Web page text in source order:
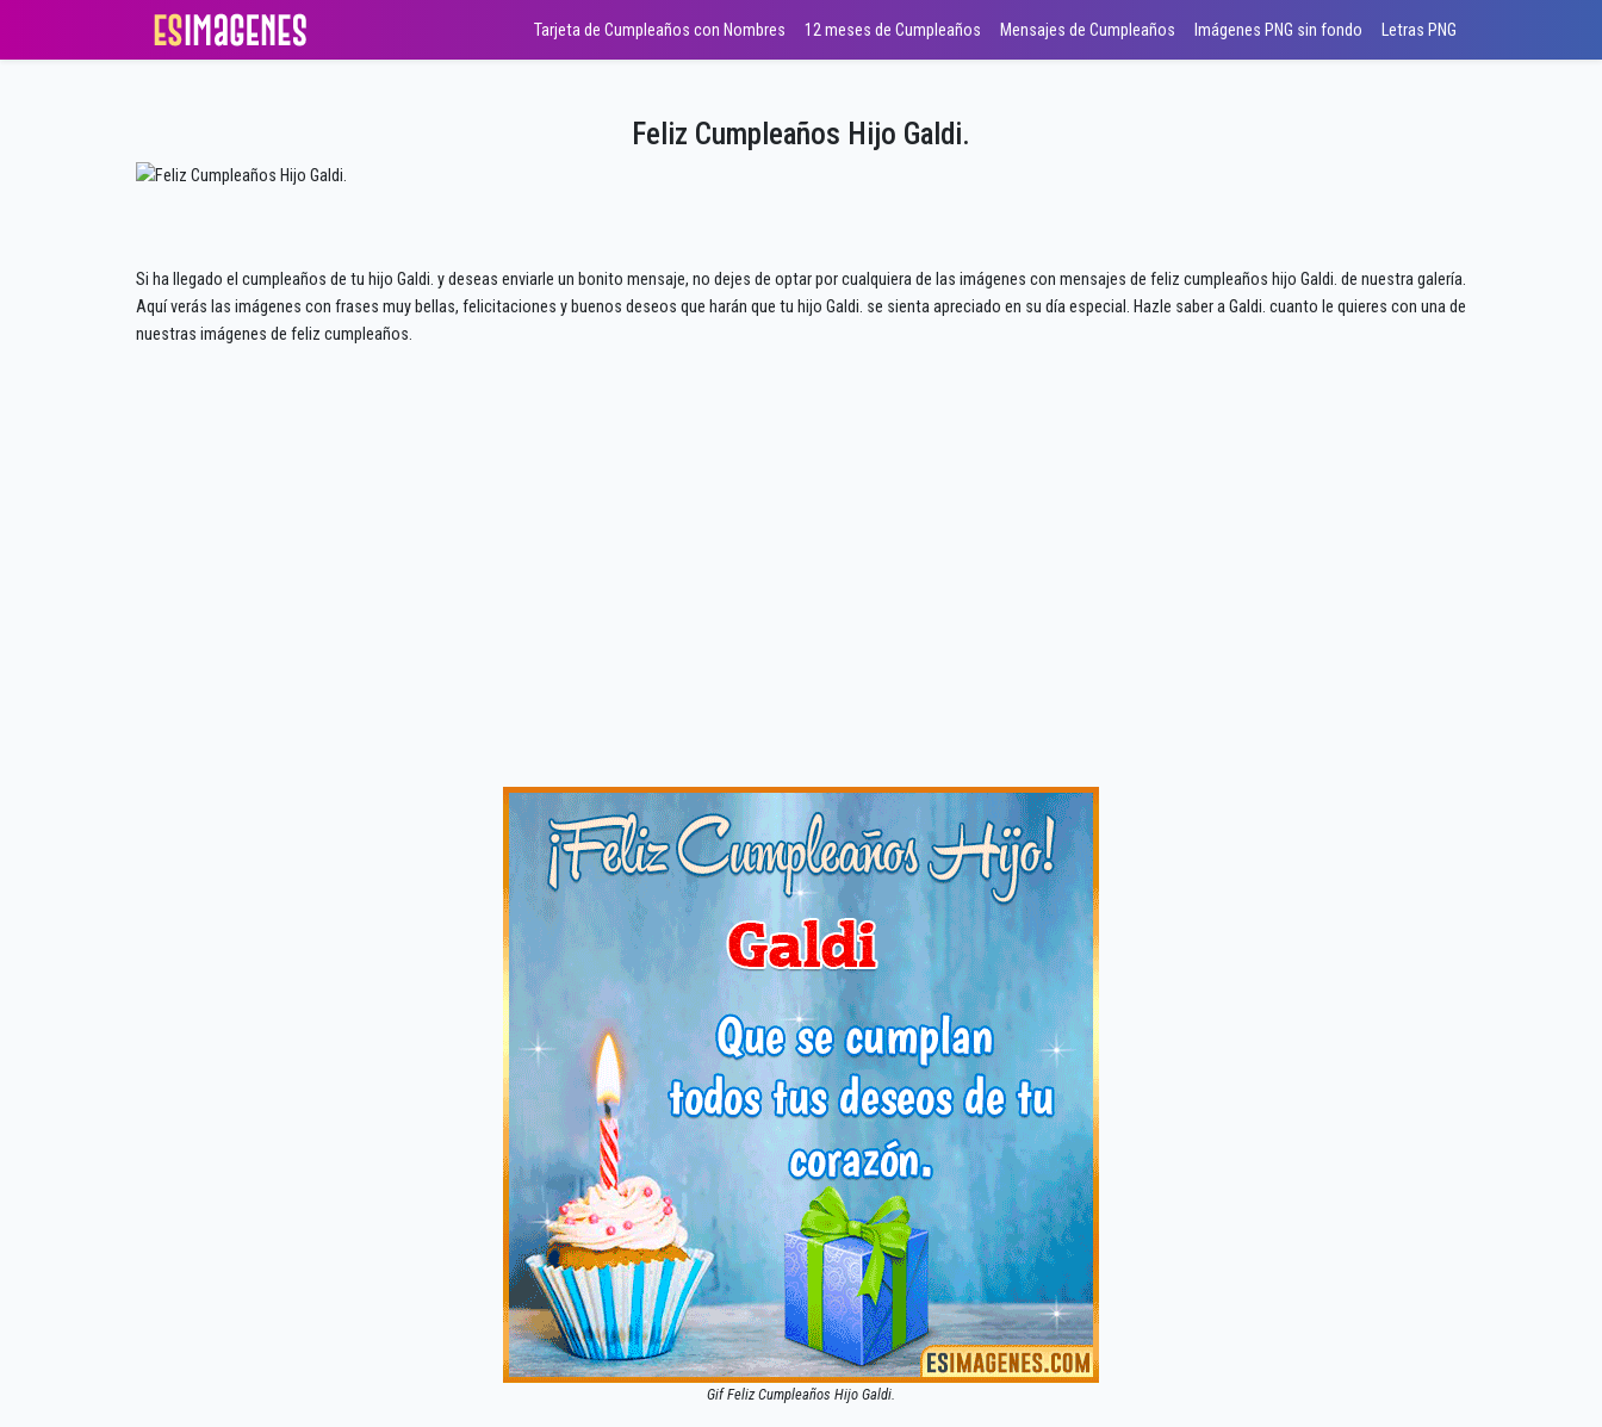
Tarjeta de Cumpleaños con Nombres 12 meses de Cumpleaños Mensajes de Cumpleaños Imágenes PNG sin fondo Letras PNG
Feliz Cumpleaños Hijo Galdi.
Si ha llegado el cumpleaños de tu hijo Galdi. y deseas enviarle un bonito mensaje, no dejes de optar por cualquiera de las imágenes con mensajes de feliz cumpleaños hijo Galdi. de nuestra galería.
Aquí verás las imágenes con frases muy bellas, felicitaciones y buenos deseos que harán que tu hijo Galdi. se sienta apreciado en su día especial. Hazle saber a Galdi. cuanto le quieres con una de
nuestras imágenes de feliz cumpleaños.
Gif Feliz Cumpleaños Hijo Galdi.